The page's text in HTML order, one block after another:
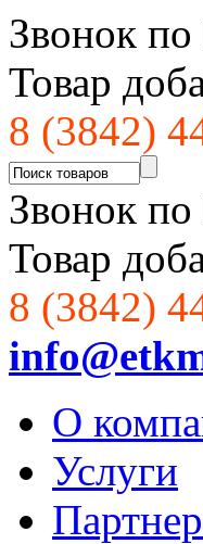
Звонок по
Товар
8 (3842)
Звонок по
Товар
8 (3842)
О
Услуги